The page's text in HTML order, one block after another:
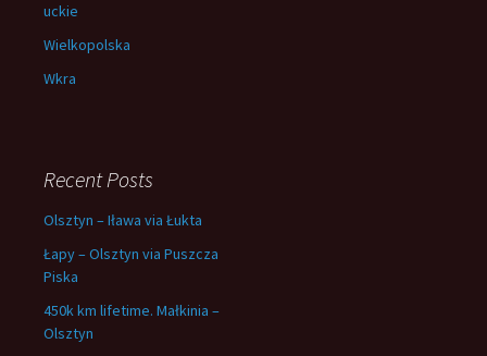
uckie
Wielkopolska
Wkra
Recent Posts
Olsztyn – Iława via Łukta
Łapy – Olsztyn via Puszcza
Piska
450k km lifetime. Małkinia –
Olsztyn